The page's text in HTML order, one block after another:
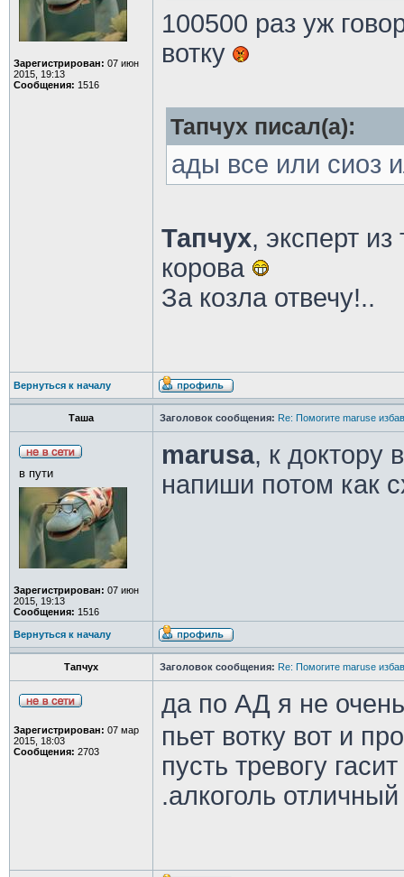
Зарегистрирован: 07 июн
2015, 19:13
Сообщения: 1516
100500 раз уж
вотку
Тапчух писал(а):
ады все или сиоз
Тапчух, эксперт из
корова
За козла отвечу!..
Вернуться к началу
Таша Заголовок сообщения: Re: Помогите maruse
в пути
Зарегистрирован: 07 июн
2015, 19:13
Сообщения: 1516
marusa, к доктору
напиши потом как
Вернуться к началу
Тапчух Заголовок сообщения: Re: Помогите maruse
Зарегистрирован: 07 мар
2015, 18:03
Сообщения: 2703
да по АД я не
пьет вотку вот и
пусть тревогу
.алкоголь